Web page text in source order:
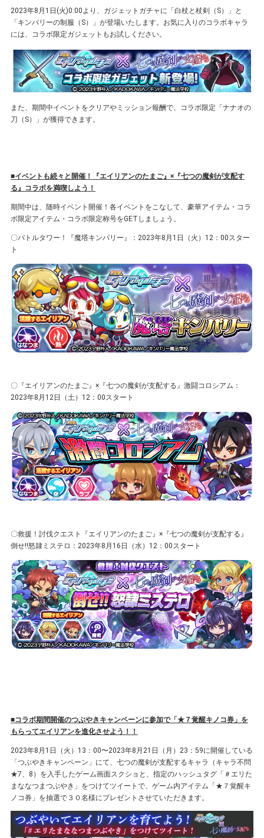
2023年8⽉1⽇(火)0:00より、ガジェットガチャに「白杖と杖剣（S）」と
「キンバリーの制服（S）」が登場いたします。お気に⼊りのコラボキャラ
には、コラボ限定ガジェットもお試しください。
また、期間中イベントをクリアやミッション報酬で、コラボ限定「ナナオの
刀（S）」が獲得できます。
■イベントも続々と開催！『エイリアンのたまご』×『七つの魔剣が支配す
る』コラボを満喫しよう！
期間中は、随時イベント開催！各イベントをこなして、豪華アイテム・コラ
ボ限定アイテム・コラボ限定称号をGETしましょう。
〇バトルタワー！『魔塔キンバリー』：2023年8⽉1⽇（⽕）12：00スター
ト
〇『エイリアンのたまご』×『七つの魔剣が支配する』激闘コロシアム：
2023年8⽉12⽇（土）12：00スタート
〇救援！討伐クエスト『エイリアンのたまご』×『七つの魔剣が支配する』
倒せ!!怒隷ミステロ：2023年8⽉16⽇（水）12：00スタート
■コラボ期間開催のつぶやきキャンペーンに参加で「★７覚醒キノコ券」を
もらってエイリアンを進化させよう！！
2023年8⽉1⽇（火）13：00〜2023年8⽉21⽇（⽉）23：59に開催している
「つぶやきキャンペーン」にて、七つの魔剣が支配するキャラ（キャラ不問
★7、8）を⼊⼿したゲーム画⾯スクショと、指定のハッシュタグ「＃エリた
まななつまつぶやき」をつけてツイートで、ゲーム内アイテム「★７覚醒キ
ノコ券」を抽選で３０名様にプレゼントさせていただきます。